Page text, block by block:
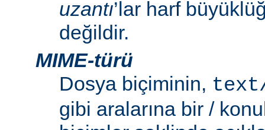
uzantı’lar harf
değildir.
MIME-türü
Dosya biçiminin,
gibi aralarına bir /